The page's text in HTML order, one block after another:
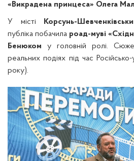
«Викрадена принцеса» Олега
У місті Корсунь-
публіка побачила роад-муві
Бенюком у головній ролі.
реальних подіях під час Російсько-
року).